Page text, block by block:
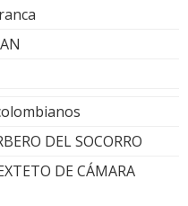
DEL SOCORRO
DE CÁMARA